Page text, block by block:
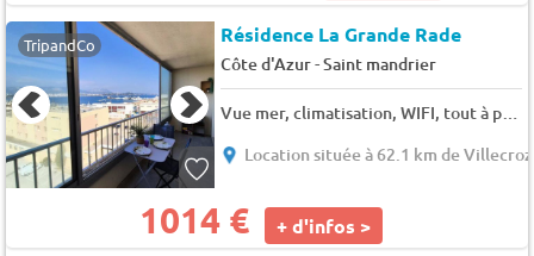
TripandCo Résidence La Grande Rade
Côte d'Azur-Saint mandrier
Vue mer, climatisation, WIFI, tout à pied - 4 pers. - 50m2 - TV
Location située à 62.1 km de
1014 € + d'infos >